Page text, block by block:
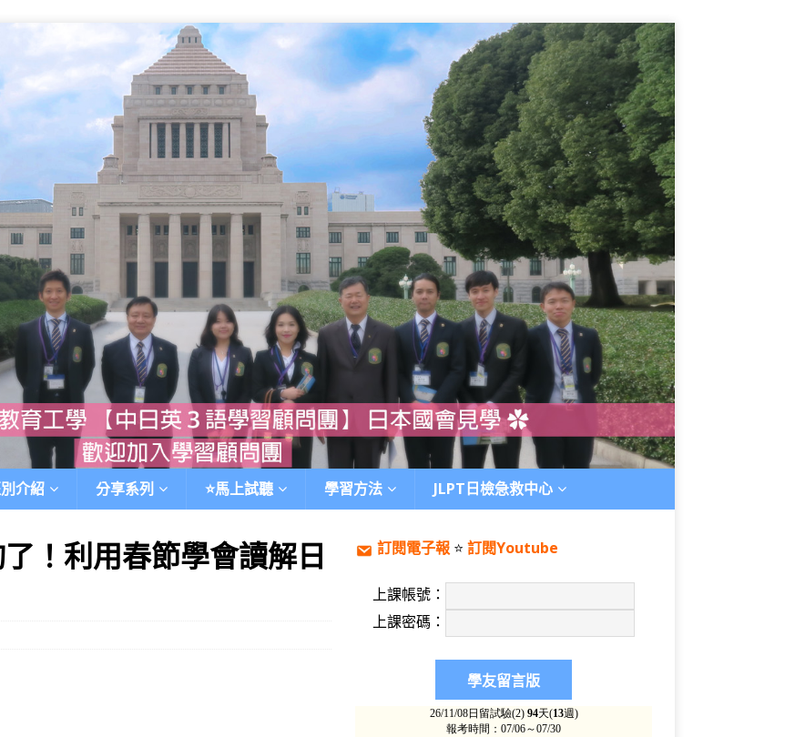
介紹 分享系列 ⭐️馬上試聽 學習方法 JLPT日檢急救中心
！利用春節學會讀解日
訂閱電子報⭐️ 訂閱Youtube
上課帳號：
上課密碼：